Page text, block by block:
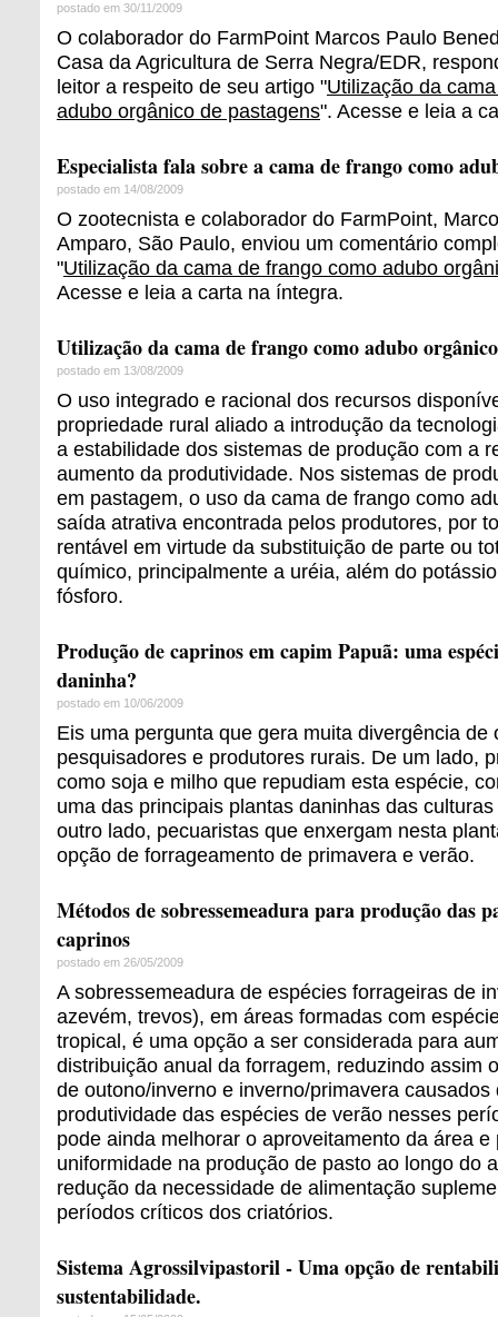
postado em 30/11/2009
O colaborador do FarmPoint Marcos Paulo
Casa da Agricultura de Serra Negra/EDR,
leitor a respeito de seu artigo "Utilização da
adubo orgânico de pastagens". Acesse e leia a
Especialista fala sobre a cama de frango como
postado em 14/08/2009
O zootecnista e colaborador do FarmPoint,
Amparo, São Paulo, enviou um comentário
"Utilização da cama de frango como adubo
Acesse e leia a carta na íntegra.
Utilização da cama de frango como adubo
postado em 13/08/2009
O uso integrado e racional dos recursos
propriedade rural aliado a introdução da
a estabilidade dos sistemas de produção com a
aumento da produtividade. Nos sistemas de
em pastagem, o uso da cama de frango como
saída atrativa encontrada pelos produtores, por
rentável em virtude da substituição de parte ou
químico, principalmente a uréia, além do
fósforo.
Produção de caprinos em capim Papuã: uma
daninha?
postado em 10/06/2009
Eis uma pergunta que gera muita divergência de
pesquisadores e produtores rurais. De um lado,
como soja e milho que repudiam esta espécie,
uma das principais plantas daninhas das
outro lado, pecuaristas que enxergam nesta
opção de forrageamento de primavera e verão.
Métodos de sobressemeadura para produção das
caprinos
postado em 26/05/2009
A sobressemeadura de espécies forrageiras de
azevém, trevos), em áreas formadas com
tropical, é uma opção a ser considerada para
distribuição anual da forragem, reduzindo assim
de outono/inverno e inverno/primavera
produtividade das espécies de verão nesses
pode ainda melhorar o aproveitamento da área e
uniformidade na produção de pasto ao longo do
redução da necessidade de alimentação
períodos críticos dos criatórios.
Sistema Agrossilvipastoril - Uma opção de
sustentabilidade.